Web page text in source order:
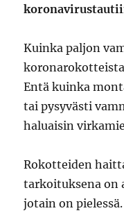
Kuinka paljon
Entä kuinka
tai pysyvästi
haluaisin
Rokotteiden
tarkoituksena on
jotain on